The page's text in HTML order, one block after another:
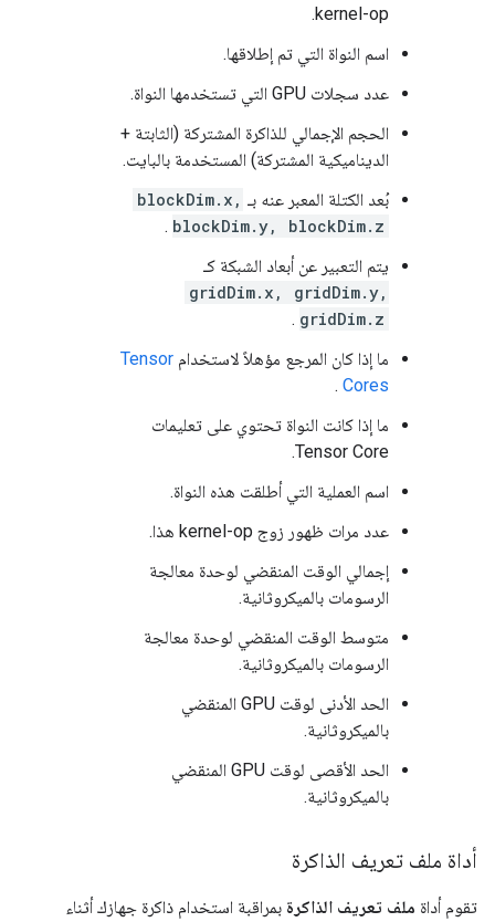
kernel-op.
اسم النواة التي تم إطلاقها.
عدد سجلات GPU التي تستخدمها النواة.
الحجم الإجمالي للذاكرة المشتركة (الثابتة +
الديناميكية المشتركة) المستخدمة بالبايت.
بُعد الكتلة المعبر عنه بـ blockDim.x,
blockDim.y, blockDim.z
.
يتم التعبير عن أبعاد الشبكة كـ
gridDim.x, gridDim.y,
gridDim.z
.
ما إذا كان المرجع مؤهلاً لاستخدام Tensor
Cores
.
ما إذا كانت النواة تحتوي على تعليمات
Tensor Core.
اسم العملية التي أطلقت هذه النواة.
عدد مرات ظهور زوج kernel-op هذا.
إجمالي الوقت المنقضي لوحدة معالجة
الرسومات بالميكروثانية.
متوسط ​​الوقت المنقضي لوحدة معالجة
الرسومات بالميكروثانية.
الحد الأدنى لوقت GPU المنقضي
بالميكروثانية.
الحد الأقصى لوقت GPU المنقضي
بالميكروثانية.
أداة ملف تعريف الذاكرة
تقوم أداة ملف تعريف الذاكرة بمراقبة استخدام ذاكرة جهازك أثناء